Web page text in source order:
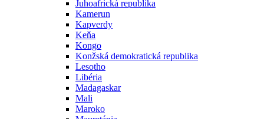
Juhoafrická republika
Kamerun
Kapverdy
Keňa
Kongo
Konžská demokratická republika
Lesotho
Libéria
Madagaskar
Mali
Maroko